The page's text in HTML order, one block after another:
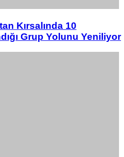
Kırsalında 10
Grup Yolunu Yeniliyor